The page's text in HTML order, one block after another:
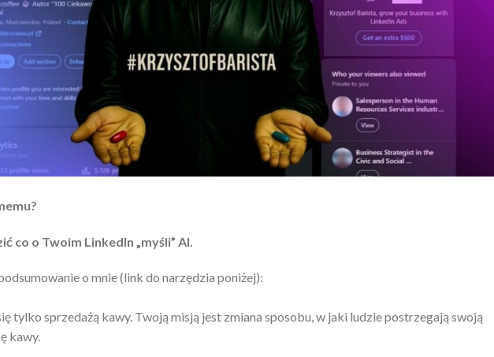
co o Twoim LinkedIn „myśli” AI.
o mnie (link do narzędzia poniżej):
tylko sprzedażą kawy. Twoją misją jest zmiana sposobu, w jaki ludzie postrzegają swoją
kawy.